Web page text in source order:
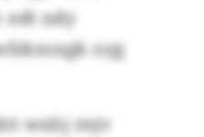
edt ndy
oyg
wxhj rnjv